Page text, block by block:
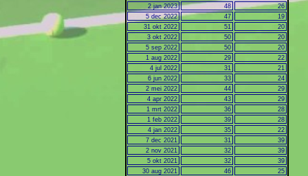
2 jan 2023
48
26
5 dec 2022
47
19
31 okt 2022
51
20
3 okt 2022
50
20
5 sep 2022
50
20
1 aug 2022
29
22
4 jul 2022
31
21
6 jun 2022
33
24
2 mei 2022
44
29
4 apr 2022
43
29
1 mrt 2022
36
28
1 feb 2022
39
28
4 jan 2022
35
22
7 dec 2021
31
39
2 nov 2021
32
39
5 okt 2021
32
39
30 aug 2021
46
25